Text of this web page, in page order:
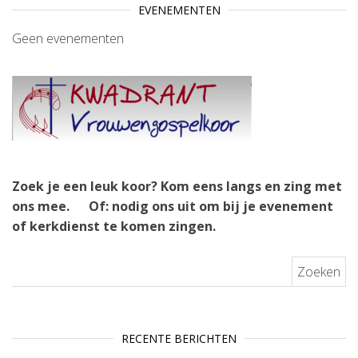
EVENEMENTEN
Geen evenementen
Zoek je een leuk koor? Kom eens langs en zing met
ons mee. Of: nodig ons uit om bij je evenement
of kerkdienst te komen zingen.
RECENTE BERICHTEN